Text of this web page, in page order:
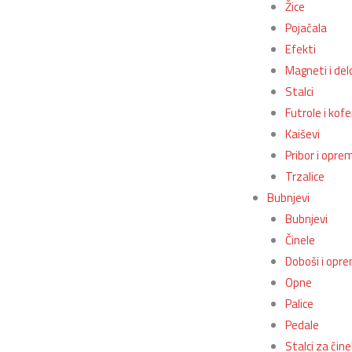
Žice
Pojačala
Efekti
Magneti i
Stalci
Futrole i
Kaiševi
Pribor i
Trzalice
Bubnjevi
Bubnjevi
Činele
Doboši i
Opne
Palice
Pedale
Stalci za